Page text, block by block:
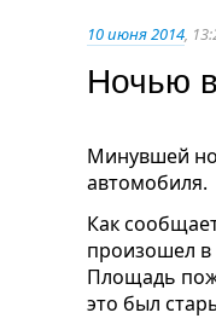
10 июня 2014,
Ночью
Минувшей
автомобиля.
Как
произошел в
Площадь
это был